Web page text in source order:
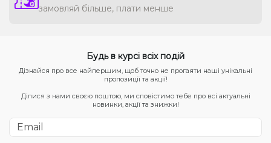
замовляй більше, плати менше
Будь в курсі всіх подій
Дізнайся про все найпершим, щоб точно не прогаяти наші унікальні
пропозиції та акції!
Ділися з нами своєю поштою, ми сповістимо тебе про всі актуальні
новинки, акції та знижки!